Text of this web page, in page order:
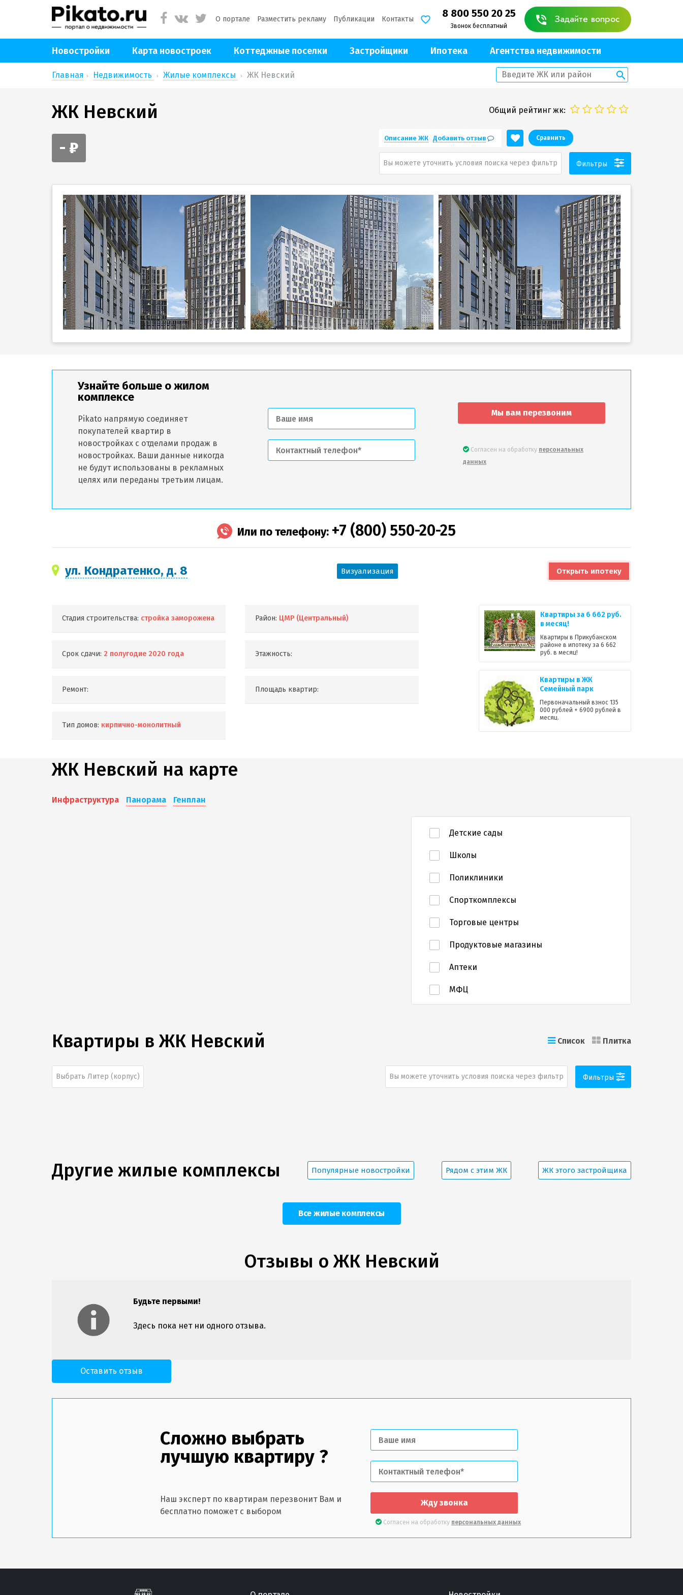
О портале Разместить рекламу Публикации Контакты 8 800 550 20 25
Звонок бесплатный
Задайте вопрос
Новостройки Карта новостроек Коттеджные поселки Застройщики Ипотека Агентства недвижимости
Главная Недвижимость Жилые комплексы ЖК Невский
ЖК Невский
- ₽
Общий рейтинг жк:
Описание ЖК Добавить отзыв Сравнить
Вы можете уточнить условия поиска через фильтр Фильтры
Узнайте больше о жилом
комплексе
Pikato напрямую соединяет
покупателей квартир в
новостройках с отделами продаж в
новостройках. Ваши данные никогда
не будут использованы в рекламных
целях или переданы третьим лицам.
Мы вам перезвоним
Согласен на обработку персональных
данных
Или по телефону: +7 (800) 550-20-25
ул. Кондратенко, д. 8 Визуализация Открыть ипотеку
Стадия строительства: стройка заморожена
Срок сдачи: 2 полугодие 2020 года
Ремонт:
Тип домов: кирпично-монолитный
Район: ЦМР (Центральный)
Этажность:
Площадь квартир:
Квартиры за 6 662 руб.
в месяц!
Квартиры в Прикубанском
районе в ипотеку за 6 662
руб. в месяц!
Квартиры в ЖК
Семейный парк
Первоначальный взнос 135
000 рублей + 6900 рублей в
месяц.
ЖК Невский на карте
Инфраструктура Панорама Генплан
Детские сады
Школы
Поликлиники
Спорткомплексы
Торговые центры
Продуктовые магазины
Аптеки
МФЦ
Квартиры вЖК Невский Список Плитка
Выбрать Литер (корпус) Вы можете уточнить условия поиска через фильтр Фильтры
Другие жилые комплексы Популярные новостройки Рядом с этим ЖК ЖК этого застройщика
Все жилые комплексы
Отзывы о ЖК Невский
Будьте первыми!
Здесь пока нет ни одного отзыва.
Оставить отзыв
Сложно выбрать
лучшую квартиру ?
Наш эксперт по квартирам перезвонит Вам и
бесплатно поможет с выбором
Жду звонка
Согласен на обработку персональных данных